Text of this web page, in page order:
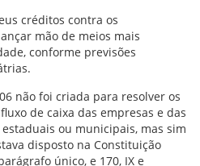
créditos contra os
mão de meios mais
conforme previsões
não foi criada para resolver os
de caixa das empresas e das
ou municipais, mas sim
disposto na Constituição
único, e 170, IX e